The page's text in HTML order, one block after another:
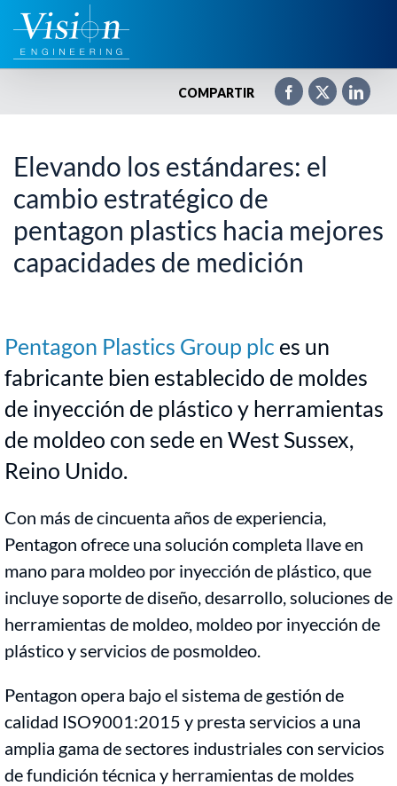
Saltar
contenido
COMPARTIR
Elevando los estándares: el
cambio estratégico de
pentagon plastics hacia mejores
capacidades de medición
Pentagon Plastics Group plc es un
fabricante bien establecido de moldes
de inyección de plástico y herramientas
de moldeo con sede en West Sussex,
Reino Unido.
Con más de cincuenta años de experiencia,
Pentagon ofrece una solución completa llave en
mano para moldeo por inyección de plástico, que
incluye soporte de diseño, desarrollo, soluciones de
herramientas de moldeo, moldeo por inyección de
plástico y servicios de posmoldeo.
Pentagon opera bajo el sistema de gestión de
calidad ISO9001:2015 y presta servicios a una
amplia gama de sectores industriales con servicios
de fundición técnica y herramientas de moldes